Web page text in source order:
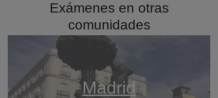
Exámenes en otras
comunidades
Madrid